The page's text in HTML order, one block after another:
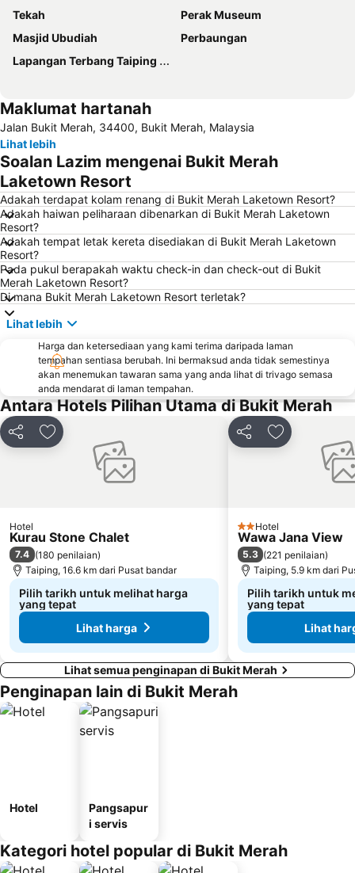
Tekah
Perak Museum
Masjid Ubudiah
Perbaungan
Lapangan Terbang Taiping Airport
Maklumat hartanah
Jalan Bukit Merah, 34400, Bukit Merah, Malaysia
Lihat lebih
Soalan Lazim mengenai Bukit Merah
Laketown Resort
Adakah terdapat kolam renang di Bukit Merah Laketown Resort?
Adakah haiwan peliharaan dibenarkan di Bukit Merah Laketown
Resort?
Adakah tempat letak kereta disediakan di Bukit Merah Laketown
Resort?
Pada pukul berapakah waktu check-in dan check-out di Bukit
Merah Laketown Resort?
Di mana Bukit Merah Laketown Resort terletak?
Lihat lebih
Harga dan ketersediaan yang kami terima daripada laman
tempahan sentiasa berubah. Ini bermaksud anda tidak semestinya
akan menemukan tawaran sama yang anda lihat di trivago semasa
anda mendarat di laman tempahan.
Antara Hotels Pilihan Utama di Bukit Merah
Kongsi Tambah ke favorit
Hotel
Kurau Stone Chalet
7.4 (180 penilaian)
Taiping, 16.6 km dari Pusat bandar
Pilih tarikh untuk melihat harga
yang tepat
Lihat harga
Kongsi Tambah ke
2 Bintang
Hotel
Wawa Jana View
5.3 (221 penilaian)
Taiping, 5.9 km dari
Pilih tarikh untuk
yang tepat
Lihat
Lihat semua penginapan di Bukit Merah
Penginapan lain di Bukit Merah
Hotel
Pangsapur
i servis
Kategori hotel popular di Bukit Merah